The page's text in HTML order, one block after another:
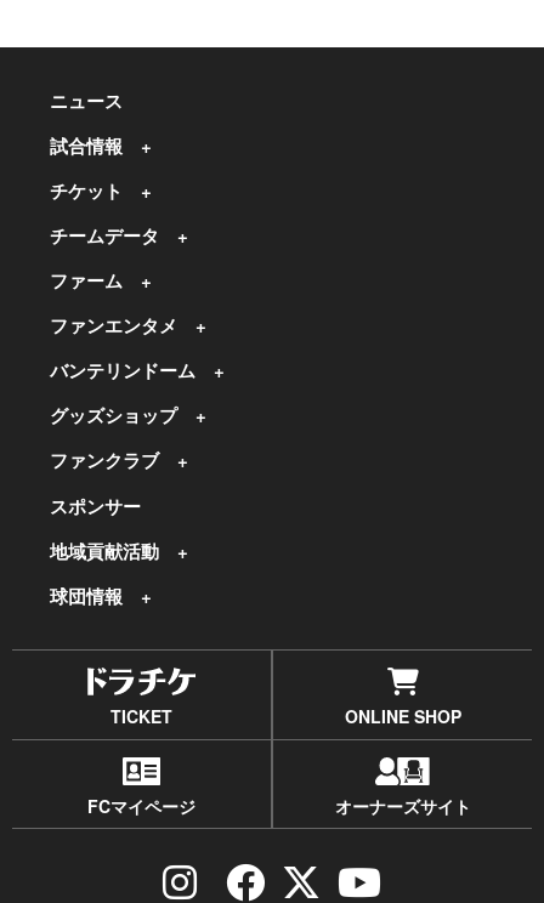
ニュース
試合情報
チケット
チームデータ
ファーム
ファンエンタメ
バンテリンドーム
グッズショップ
ファンクラブ
スポンサー
地域貢献活動
球団情報
TICKET ONLINE SHOP
FCマイページ オーナーズサイト